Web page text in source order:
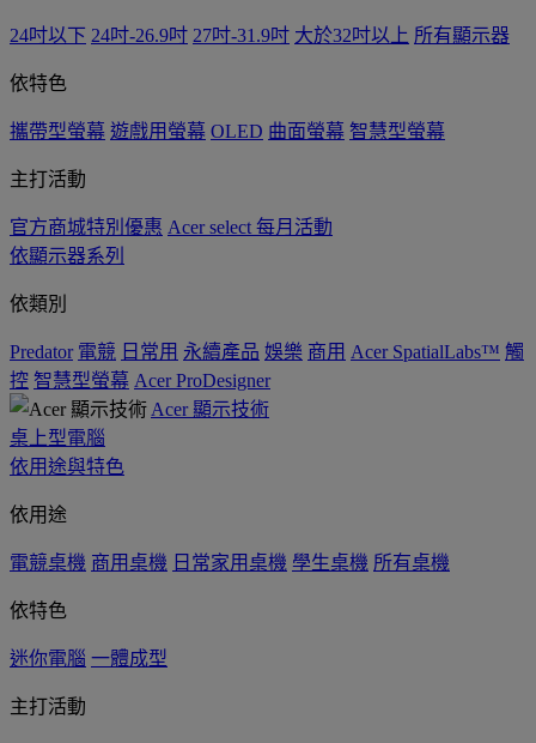
24吋以下 24吋-26.9吋 27吋-31.9吋 大於32吋以上 所有顯示器
依特色
攜帶型螢幕 遊戲用螢幕 OLED 曲面螢幕 智慧型螢幕
主打活動
官方商城特別優惠 Acer select 每月活動
依顯示器系列
依類別
Predator 電競 日常用 永續產品 娛樂 商用 Acer SpatialLabs™ 觸
控 智慧型螢幕 Acer ProDesigner
Acer 顯示技術
桌上型電腦
依用途與特色
依用途
電競桌機 商用桌機 日常家用桌機 學生桌機 所有桌機
依特色
迷你電腦 一體成型
主打活動